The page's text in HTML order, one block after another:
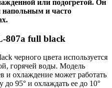
или подогретой. Он
и часто
807a full black
черного цвета используется
горячей воды. Модель
и охлаждение может работать
до 95° и охлаждать ее до 10°